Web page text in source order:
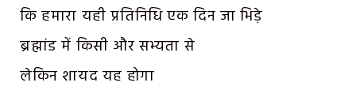
कि हमारा यही प्रतिनिधि एक दिन जा भिड़े
ब्रह्मांड में किसी और सभ्यता से
लेकिन शायद यह होगा